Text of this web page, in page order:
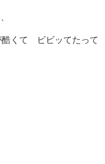
酷くて ビビッてたって